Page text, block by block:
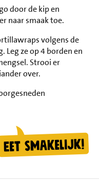
door de kip en
naar smaak toe.
volgens de
Leg ze op 4 borden en
Strooi er
over.